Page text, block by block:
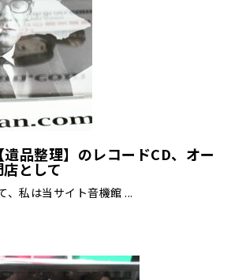
遺品整理】のレコードCD、オー
として
、私は当サイト音機館 ...